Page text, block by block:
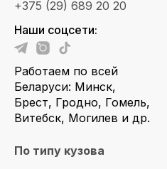
+375 (29) 689 20 20
Наши соцсети:
Работаем по всей
Беларуси: Минск,
Брест, Гродно, Гомель,
Витебск, Могилев и др.
По типу кузова